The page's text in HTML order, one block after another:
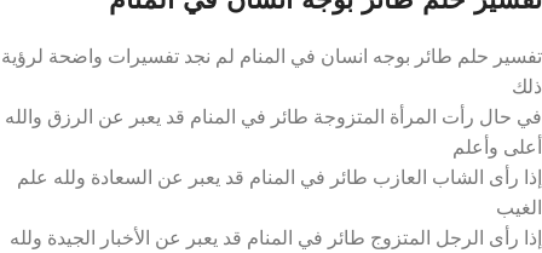
تفسير حلم طائر بوجه انسان في المنام لم نجد تفسيرات واضحة لرؤية
ذلك
في حال رأت المرأة المتزوجة طائر في المنام قد يعبر عن الرزق والله
أعلى وأعلم
إذا رأى الشاب العازب طائر في المنام قد يعبر عن السعادة ولله علم
الغيب
إذا رأى الرجل المتزوج طائر في المنام قد يعبر عن الأخبار الجيدة ولله